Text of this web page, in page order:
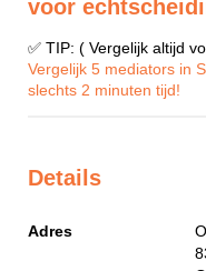
voor
✅ TIP: ( Vergelijk altijd
Vergelijk 5 mediators in
slechts 2 minuten tijd!
Details
Adres